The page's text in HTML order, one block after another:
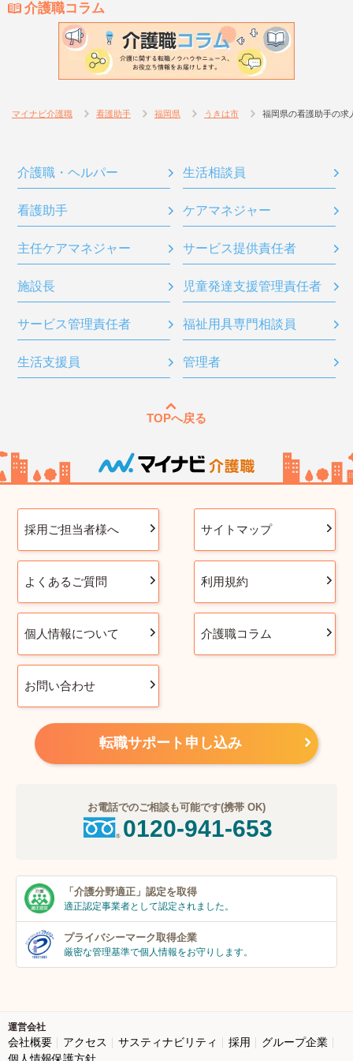
介護職コラム
マイナビ介護職 看護助手 福岡県 うきは市 福岡県の看護助手の求
介護職・ヘルパー 生活相談員
看護助手 ケアマネジャー
主任ケアマネジャー サービス提供責任者
施設長 児童発達支援管理責任者
サービス管理責任者 福祉用具専門相談員
生活支援員 管理者
TOPへ戻る
採用ご担当者様へ サイトマップ
よくあるご質問 利用規約
個人情報について 介護職コラム
お問い合わせ
転職サポート申し込み
お電話でのご相談も可能です(携帯 OK)
0120-941-653
「介護分野適正」 認定を取得
適正認定事業者として認定されました。
プライバシーマーク取得企業
厳密な管理基準で個人情報をお守りします。
運営会社
会社概要 アクセス サスティナビリティ 採用
グループ企業